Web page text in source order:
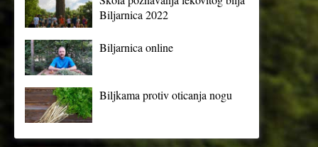
Biljarnica 2022
Biljarnica online
Biljkama protiv oticanja nogu